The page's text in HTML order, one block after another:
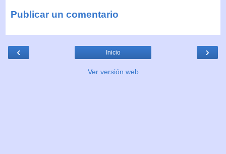
Publicar un comentario
‹ ›
Inicio
Ver versión web